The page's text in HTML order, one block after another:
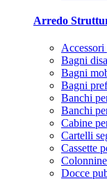
Arredo
Bagni
Bagni
Bagni
Banchi
Banchi
Cabine
Cartelli
Cassette
Docce